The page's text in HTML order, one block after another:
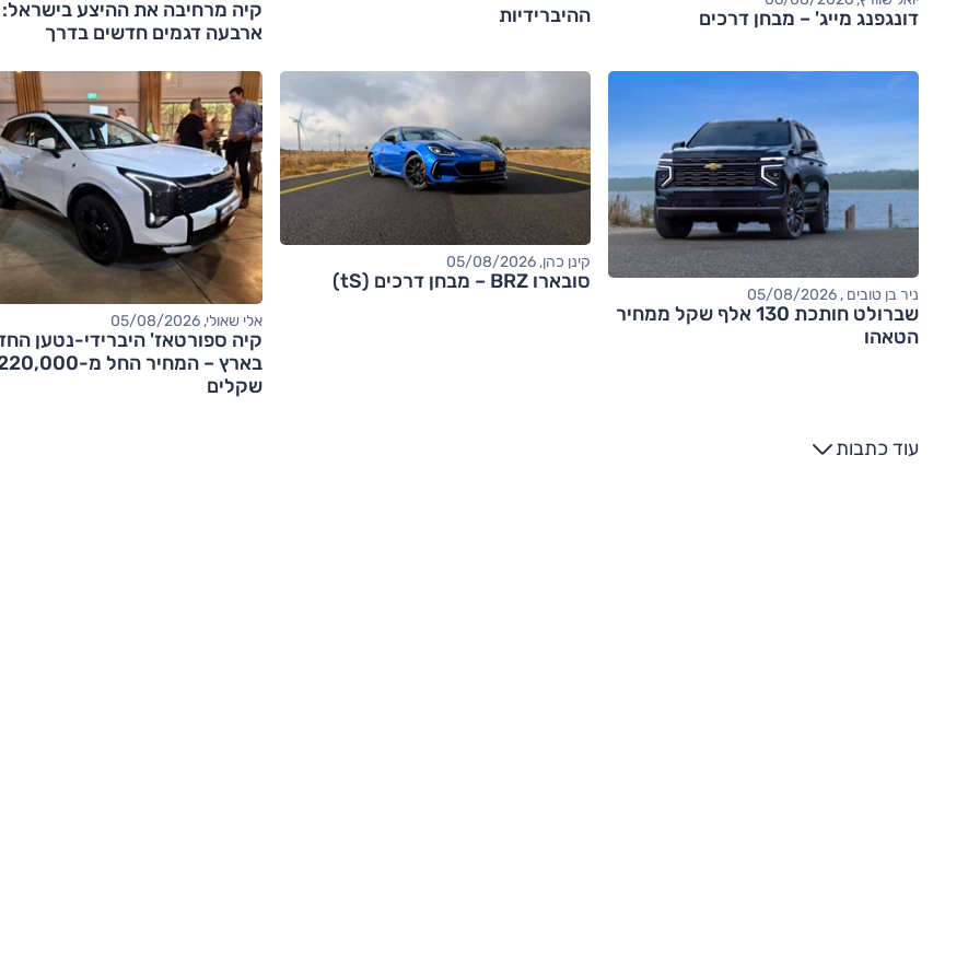
דונגפנג מייג' – מבחן דרכים
ההיברידיות
קיה מרחיבה את ההיצע בישראל:
ארבעה דגמים חדשים בדרך
ניר בן טובים , 05/08/2026
שברולט חותכת 130 אלף שקל ממחיר
הטאהו
קינן כהן, 05/08/2026
סובארו BRZ – מבחן דרכים (tS)
אלי שאולי, 05/08/2026
קיה ספורטאז' היברידי-נטען
בארץ – המחיר החל מ-
שקלים
עוד כתבות